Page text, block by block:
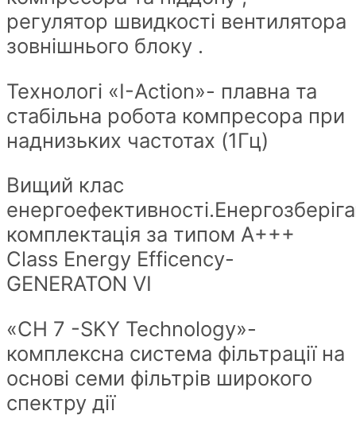
регулятор швидкості вентилятора
зовнішнього блоку .
Технологі «I-Action»- плавна та
стабільна робота компресора при
наднизьких частотах (1Гц)
Вищий клас
комплектація за типом А+++
Class Energy Efficency-
GENERATON VI
«CH 7 -SKY Technology»-
комплексна система фільтрації на
основі семи фільтрів широкого
спектру дії